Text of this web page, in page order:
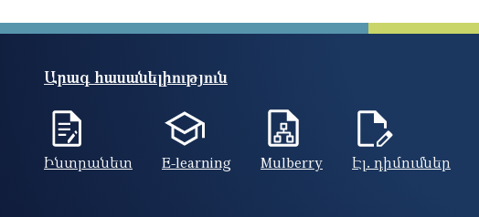
Արագ հասանելիություն
Ինտրանետ E-learning Mulberry Էլ. դիմումներ